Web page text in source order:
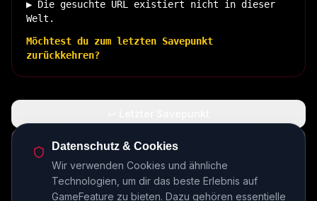
▶ Die gesuchte URL existiert nicht in dieser
Welt.
Möchtest du zum letzten Savepunkt
zurückkehren?
🏠 Zurück zur Basis
INSERT COIN TO CONTINUE...
Datenschutz & Cookies
Wir verwenden Cookies und ähnliche
Technologien, um dir das beste Erlebnis auf
GameFeature zu bieten. Dazu gehören essentielle